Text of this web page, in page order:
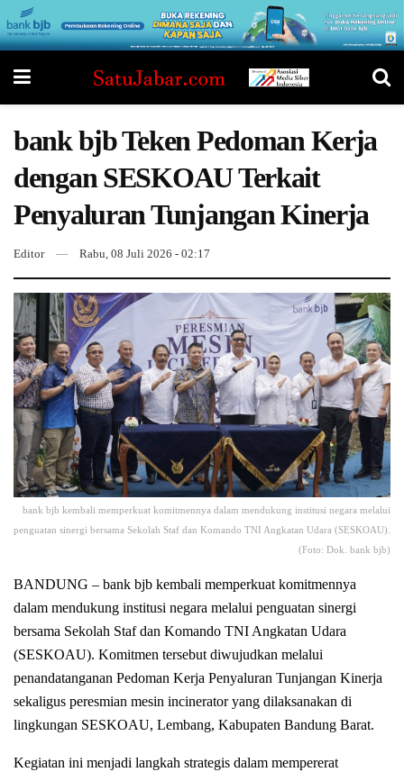
bank bjb Teken Pedoman Kerja
dengan SESKOAU Terkait
Penyaluran Tunjangan Kinerja
Editor Rabu, 08 Juli 2026 - 02:17
bank bjb kembali memperkuat komitmennya dalam mendukung institusi negara melalui
penguatan sinergi bersama Sekolah Staf dan Komando TNI Angkatan Udara (SESKOAU).
(Foto: Dok. bank bjb)
BANDUNG – bank bjb kembali memperkuat komitmennya
dalam mendukung institusi negara melalui penguatan sinergi
bersama Sekolah Staf dan Komando TNI Angkatan Udara
(SESKOAU). Komitmen tersebut diwujudkan melalui
penandatanganan Pedoman Kerja Penyaluran Tunjangan Kinerja
sekaligus peresmian mesin incinerator yang dilaksanakan di
lingkungan SESKOAU, Lembang, Kabupaten Bandung Barat.
Kegiatan ini menjadi langkah strategis dalam mempererat